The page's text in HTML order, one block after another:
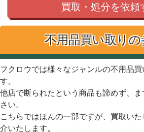
買取・処分を依頼
不用品買い取りの
フクロウでは様々なジャンルの不用品
す。
他店で断られたという商品も諦めず、
さい。
こちらではほんの一部ですが、買取い
介いたします。